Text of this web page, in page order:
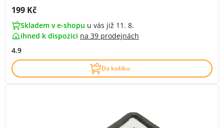
Cena s DPH:
199 Kč
Skladem v e-shopu u vás již 11. 8.
ihned k dispozici na 39 prodejnách
4.9
Do košíku